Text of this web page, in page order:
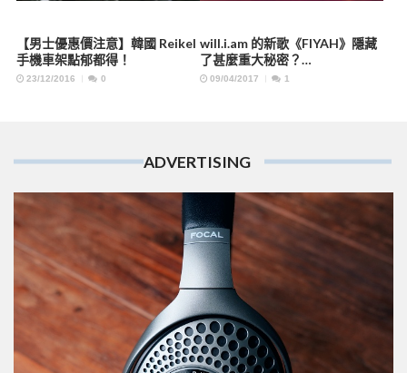
【男士優惠價注意】韓國 Reikel
手機車架點郁都得！
23/12/2016 0
will.i.am 的新歌《FIYAH》隱藏
了甚麼重大秘密？…
09/04/2017 1
ADVERTISING